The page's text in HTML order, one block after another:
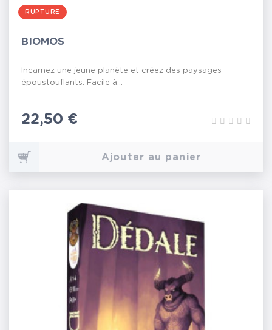
RUPTURE
BIOMOS
Incarnez une jeune planète et créez des paysages
époustouflants. Facile à...
Prix
22,50 €
Ajouter au panier